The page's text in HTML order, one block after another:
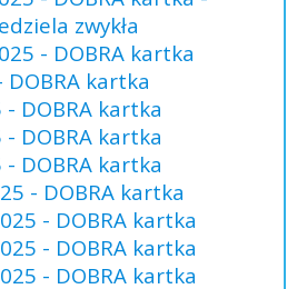
zwykła
- DOBRA kartka
kartka
DOBRA kartka
DOBRA kartka
DOBRA kartka
- DOBRA kartka
- DOBRA kartka
- DOBRA kartka
- DOBRA kartka